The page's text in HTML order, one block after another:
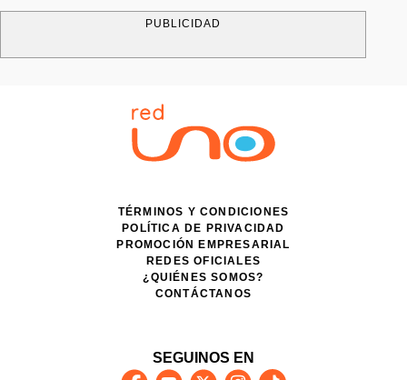
PUBLICIDAD
TÉRMINOS Y CONDICIONES
POLÍTICA DE PRIVACIDAD
PROMOCIÓN EMPRESARIAL
REDES OFICIALES
¿QUIÉNES SOMOS?
CONTÁCTANOS
SEGUINOS EN